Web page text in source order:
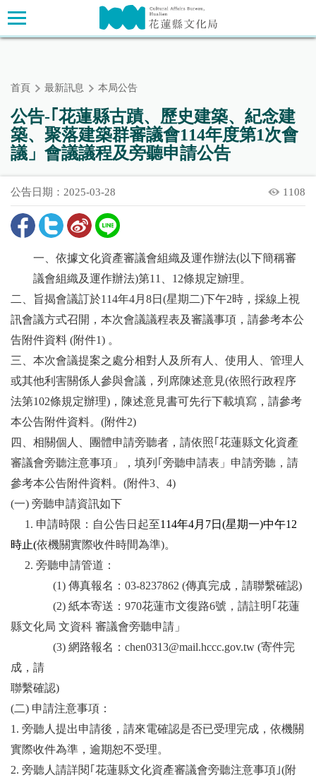
跳
到
主
主要內容區塊
首頁 最新訊息 本局公告
公告-｢花蓮縣古蹟、歷史建築、紀念建
築、聚落建築群審議會114年度第1次會
議」會議議程及旁聽申請公告
公告日期：2025-03-28 1108
一、依據文化資產審議會組織及運作辦法(以下簡稱審
議會組織及運作辦法)第11、12條規定辧理。
二、旨揭會議訂於114年4月8日(星期二)下午2時，採線上視
訊會議方式召開，本次會議議程表及審議事項，請參考本公
告附件資料 (附件1) 。
三、本次會議提案之處分相對人及所有人、使用人、管理人
或其他利害關係人參與會議，列席陳述意見(依照行政程序
法第102條規定辦理)，陳述意見書可先行下載填寫，請參考
本公告附件資料。(附件2)
四、相關個人、團體申請旁聽者，請依照｢花蓮縣文化資產
審議會旁聽注意事項」，填列｢旁聽申請表」申請旁聽，請
參考本公告附件資料。(附件3、4)
(一) 旁聽申請資訊如下
1. 申請時限：自公告日起至114年4月7日(星期一)中午12
時止(依機關實際收件時間為準)。
2.旁聽申請管道：
(1)傳真報名：03-8237862 (傳真完成，請聯繫確認)
(2)紙本寄送：970花蓮市文復路6號，請註明｢花蓮
縣文化局 文資科 審議會旁聽申請」
(3)網路報名：chen0313@mail.hccc.gov.tw (寄件完
成，請
聯繫確認)
(二) 申請注意事項：
1.旁聽人提出申請後，請來電確認是否已受理完成，依機關
實際收件為準，逾期恕不受理。
2.旁聽人請詳閱｢花蓮縣文化資產審議會旁聽注意事項｣(附